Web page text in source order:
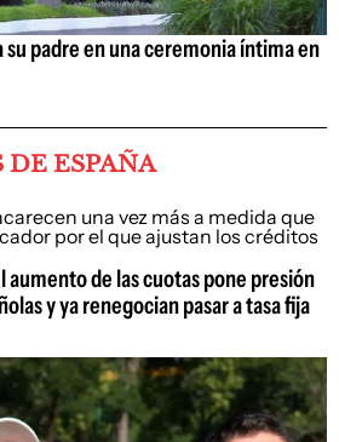
su padre en una ceremonia íntima en
ESPAÑA
aumento de las cuotas pone presión
y ya renegocian pasar a tasa fija